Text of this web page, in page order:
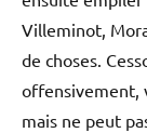
Villeminot,
de choses.
offensivement,
mais ne peut